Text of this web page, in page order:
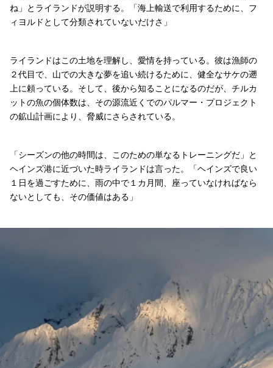
ね」とライランドが説明する。「海上輸送で利用するために、フ
ィヨルドとして分類されていないだけさ」
ライランドはこの土地を理解し、愛情を持っている。彼は漁師の
２代目で、山での大きな夢を追い続けるために、健全なサケの遡
上に頼っている。そして、後から知ることになるのだが、チルカ
ットの魚の個体数は、その源流近くでのパルマー・プロジェクト
の鉱山計画により、脅威にさらされている。
「シーズンの他の時間は、このための単なるトレーニングだ」と
ヘインズ港に近づいた時ライランドは言った。「ヘインズで良い
１日を過ごすために、雨の中で１カ月間、座っていなければなら
ないとしても、その価値はある」